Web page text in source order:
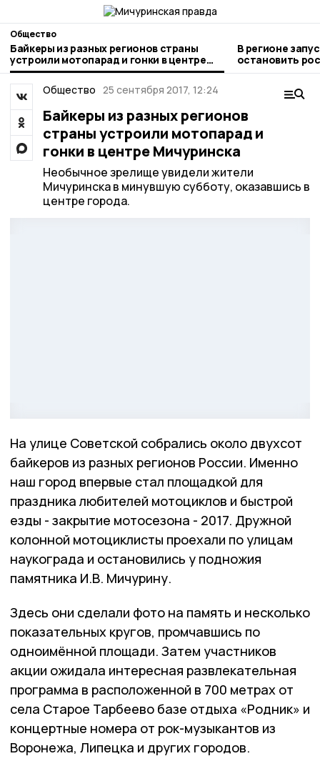
Общество
Байкеры из разных регионов страны
устроили мотопарад и гонки в центре
Мичуринска
В регионе
остановить
Общество 25 сентября 2017, 12:24
Байкеры из разных регионов
страны устроили мотопарад и
гонки в центре Мичуринска
Необычное зрелище увидели жители
Мичуринска в минувшую субботу, оказавшись в
центре города.
На улице Советской собрались около двухсот
байкеров из разных регионов России. Именно
наш город впервые стал площадкой для
праздника любителей мотоциклов и быстрой
езды - закрытие мотосезона - 2017. Дружной
колонной мотоциклисты проехали по улицам
наукограда и остановились у подножия
памятника И.В. Мичурину.
Здесь они сделали фото на память и несколько
показательных кругов, промчавшись по
одноимённой площади. Затем участников
акции ожидала интересная развлекательная
программа в расположенной в 700 метрах от
села Старое Тарбеево базе отдыха «Родник» и
концертные номера от рок-музыкантов из
Воронежа, Липецка и других городов.